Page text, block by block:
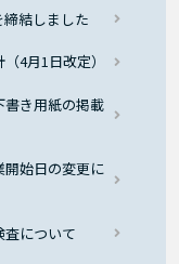
結しました
4月1日改定）
書き用紙の掲載
開始日の変更に
査について